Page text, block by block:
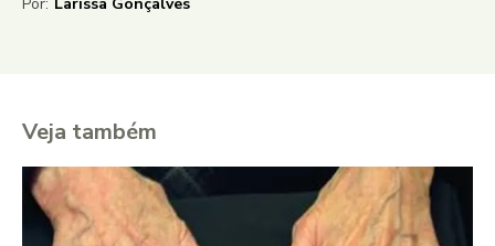
Veja também